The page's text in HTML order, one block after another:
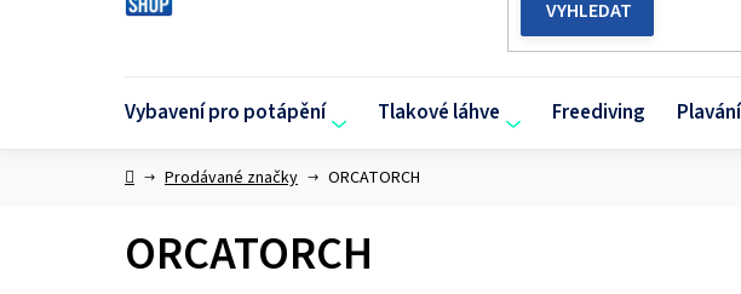
Vybavení pro potápění Tlakové láhve Freediving
DomůProdávané značky ORCATORCH
ORCATORCH